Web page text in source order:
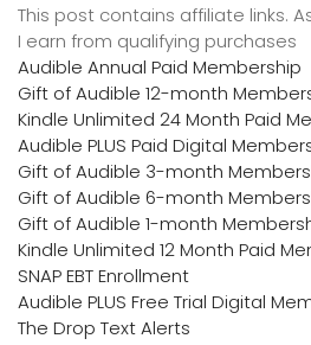
This post contains affiliate links.
I earn from qualifying purchases
Audible Annual Paid Membership
Gift of Audible 12-month
Kindle Unlimited 24 Month Paid
Audible PLUS Paid Digital
Gift of Audible 3-month
Gift of Audible 6-month
Gift of Audible 1-month
Kindle Unlimited 12 Month Paid
SNAP EBT Enrollment
Audible PLUS Free Trial Digital
The Drop Text Alerts